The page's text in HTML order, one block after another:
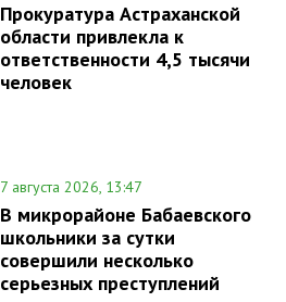
Прокуратура Астраханской
области привлекла к
ответственности 4,5 тысячи
человек
7 августа 2026, 13:47
В микрорайоне Бабаевского
школьники за сутки
совершили несколько
серьезных преступлений